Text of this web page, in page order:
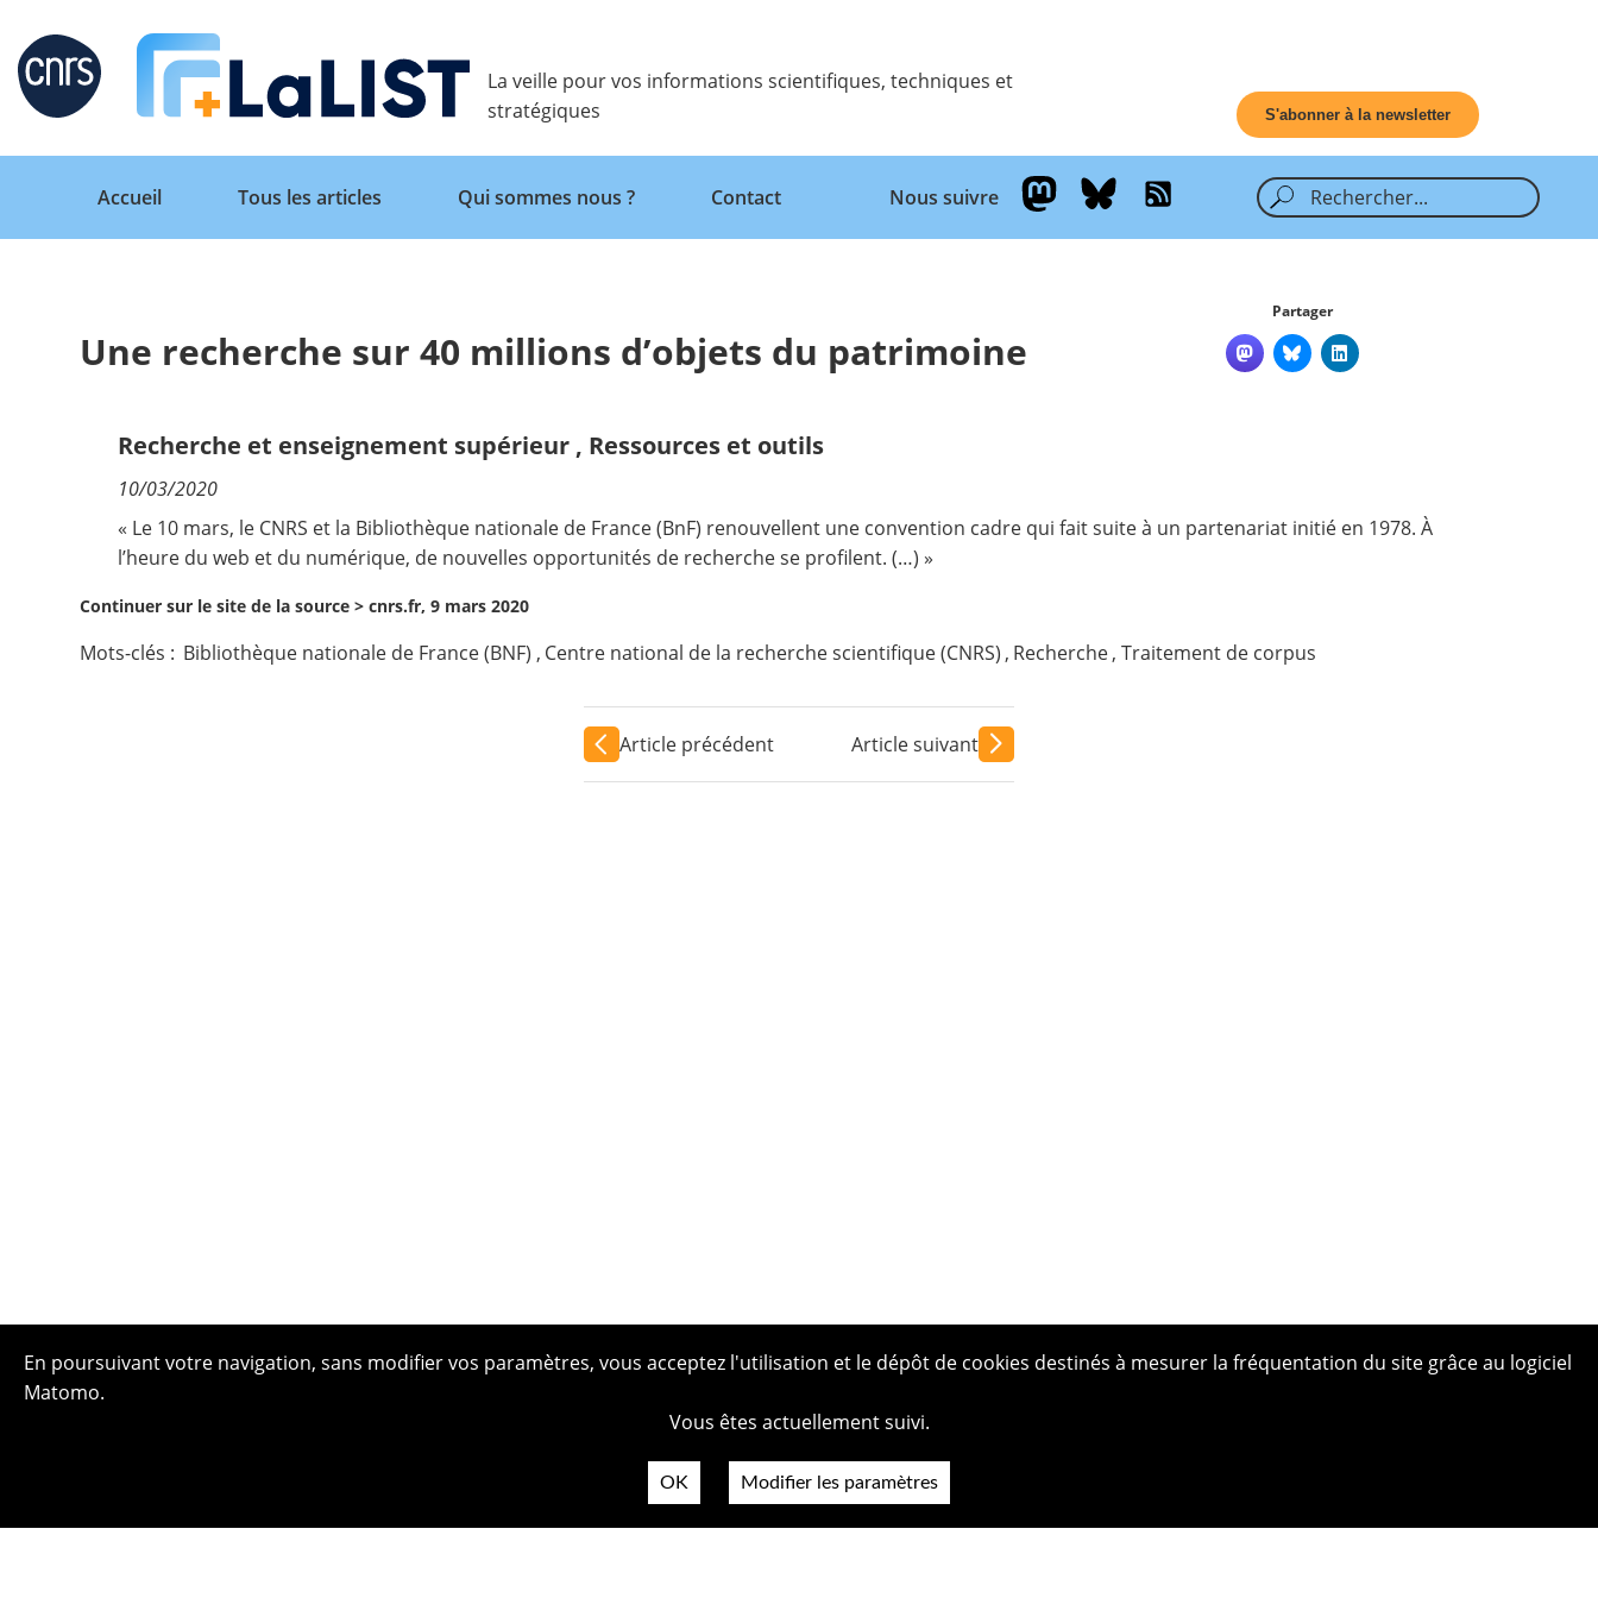
Retour
Accueil
Qui sommes nous ?
Nous suivre
La veille pour vos informations scientifiques, techniques et
stratégiques
S'abonner à la newsletter
Retour
Accueil
Tous les articles Qui sommes nous ? Contact Nous suivre
Une recherche sur 40 millions d’objets du patrimoine
Partager
Recherche et enseignement supérieur , Ressources et outils
10/03/2020
« Le 10 mars, le CNRS et la Bibliothèque nationale de France (BnF) renouvellent une convention cadre qui fait suite à un partenariat initié en 1978. À
l’heure du web et du numérique, de nouvelles opportunités de recherche se profilent. (…) »
Continuer sur le site de la source >cnrs.fr, 9 mars 2020
Mots-clés : Bibliothèque nationale de France (BNF) , Centre national de la recherche scientifique (CNRS) , Recherche, Traitement de corpus
Article précédent Article suivant
En poursuivant votre navigation, sans modifier vos paramètres, vous acceptez l'utilisation et le dépôt de cookies destinés à mesurer la fréquentation du site grâce au logiciel
Matomo.
Vous êtes actuellement suivi.
OK Modifier les paramètres